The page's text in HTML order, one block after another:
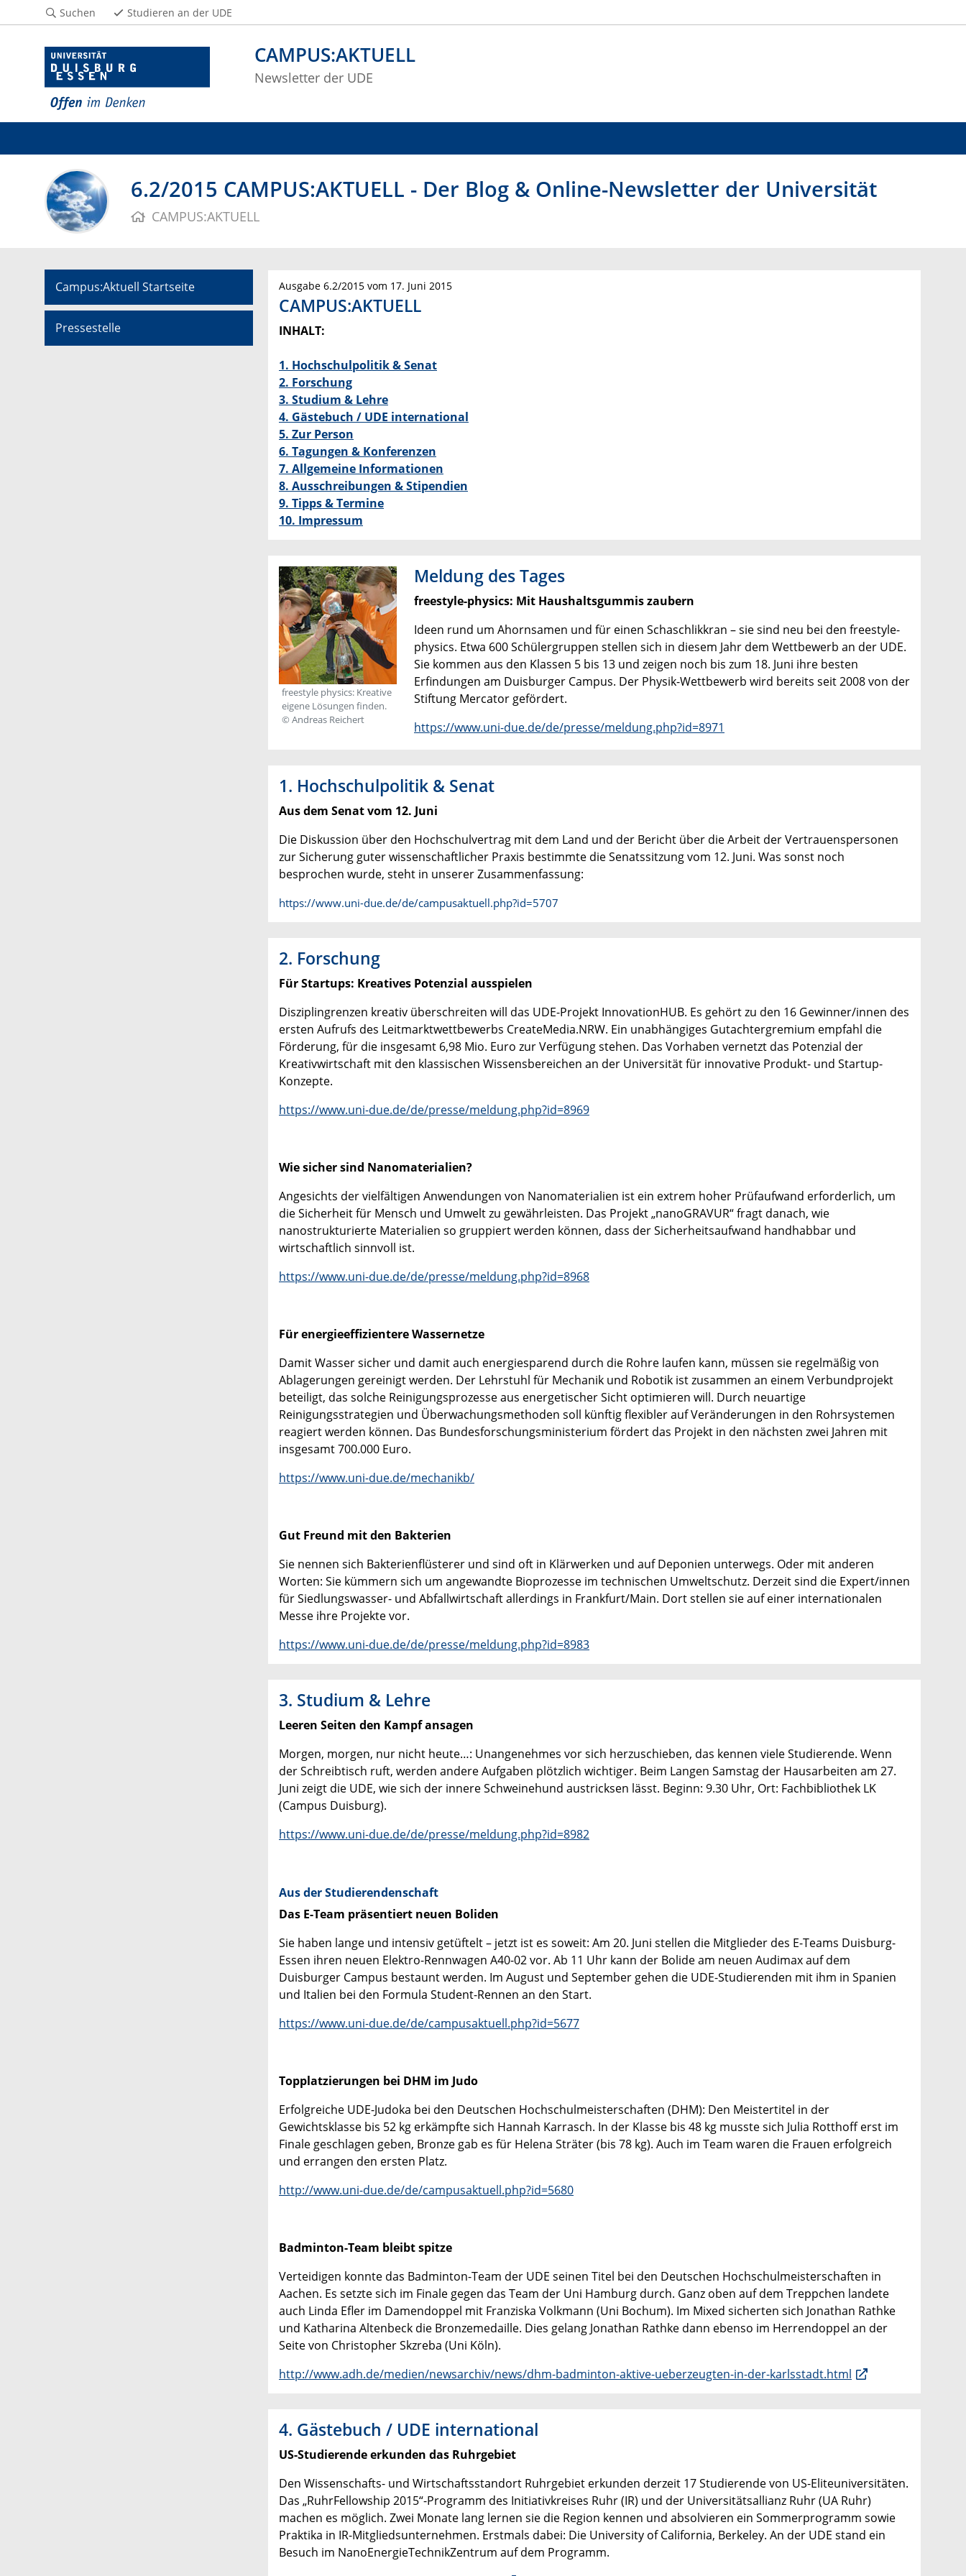
CAMPUS:AKTUELL
Newsletter der UDE
Suchen Studieren an der UDE
6.2/2015 CAMPUS:AKTUELL - Der Blog & Online-Newsletter der Universität
CAMPUS:AKTUELL
Campus:Aktuell Startseite
Pressestelle
Ausgabe 6.2/2015 vom 17. Juni 2015
CAMPUS:AKTUELL
INHALT:
1. Hochschulpolitik & Senat
2. Forschung
3. Studium & Lehre
4. Gästebuch / UDE international
5. Zur Person
6. Tagungen & Konferenzen
7. Allgemeine Informationen
8. Ausschreibungen & Stipendien
9. Tipps & Termine
10. Impressum
freestyle physics: Kreative
eigene Lösungen finden.
© Andreas Reichert
Meldung des Tages
freestyle-physics: Mit Haushaltsgummis zaubern
Ideen rund um Ahornsamen und für einen Schaschlikkran – sie sind neu bei den freestyle-
physics. Etwa 600 Schülergruppen stellen sich in diesem Jahr dem Wettbewerb an der UDE.
Sie kommen aus den Klassen 5 bis 13 und zeigen noch bis zum 18. Juni ihre besten
Erfindungen am Duisburger Campus. Der Physik-Wettbewerb wird bereits seit 2008 von der
Stiftung Mercator gefördert.
https://www.uni-due.de/de/presse/meldung.php?id=8971
1. Hochschulpolitik & Senat
Aus dem Senat vom 12. Juni
Die Diskussion über den Hochschulvertrag mit dem Land und der Bericht über die Arbeit der Vertrauenspersonen
zur Sicherung guter wissenschaftlicher Praxis bestimmte die Senatssitzung vom 12. Juni. Was sonst noch
besprochen wurde, steht in unserer Zusammenfassung:
https://www.uni-due.de/de/campusaktuell.php?id=5707
2. Forschung
Für Startups: Kreatives Potenzial ausspielen
Disziplingrenzen kreativ überschreiten will das UDE-Projekt InnovationHUB. Es gehört zu den 16 Gewinner/innen des
ersten Aufrufs des Leitmarktwettbewerbs CreateMedia.NRW. Ein unabhängiges Gutachtergremium empfahl die
Förderung, für die insgesamt 6,98 Mio. Euro zur Verfügung stehen. Das Vorhaben vernetzt das Potenzial der
Kreativwirtschaft mit den klassischen Wissensbereichen an der Universität für innovative Produkt- und Startup-
Konzepte.
https://www.uni-due.de/de/presse/meldung.php?id=8969
Wie sicher sind Nanomaterialien?
Angesichts der vielfältigen Anwendungen von Nanomaterialien ist ein extrem hoher Prüfaufwand erforderlich, um
die Sicherheit für Mensch und Umwelt zu gewährleisten. Das Projekt „nanoGRAVUR“ fragt danach, wie
nanostrukturierte Materialien so gruppiert werden können, dass der Sicherheitsaufwand handhabbar und
wirtschaftlich sinnvoll ist.
https://www.uni-due.de/de/presse/meldung.php?id=8968
Für energieeffizientere Wassernetze
Damit Wasser sicher und damit auch energiesparend durch die Rohre laufen kann, müssen sie regelmäßig von
Ablagerungen gereinigt werden. Der Lehrstuhl für Mechanik und Robotik ist zusammen an einem Verbundprojekt
beteiligt, das solche Reinigungsprozesse aus energetischer Sicht optimieren will. Durch neuartige
Reinigungsstrategien und Überwachungsmethoden soll künftig flexibler auf Veränderungen in den Rohrsystemen
reagiert werden können. Das Bundesforschungsministerium fördert das Projekt in den nächsten zwei Jahren mit
insgesamt 700.000 Euro.
https://www.uni-due.de/mechanikb/
Gut Freund mit den Bakterien
Sie nennen sich Bakterienflüsterer und sind oft in Klärwerken und auf Deponien unterwegs. Oder mit anderen
Worten: Sie kümmern sich um angewandte Bioprozesse im technischen Umweltschutz. Derzeit sind die Expert/innen
für Siedlungswasser- und Abfallwirtschaft allerdings in Frankfurt/Main. Dort stellen sie auf einer internationalen
Messe ihre Projekte vor.
https://www.uni-due.de/de/presse/meldung.php?id=8983
3. Studium & Lehre
Leeren Seiten den Kampf ansagen
Morgen, morgen, nur nicht heute…: Unangenehmes vor sich herzuschieben, das kennen viele Studierende. Wenn
der Schreibtisch ruft, werden andere Aufgaben plötzlich wichtiger. Beim Langen Samstag der Hausarbeiten am 27.
Juni zeigt die UDE, wie sich der innere Schweinehund austricksen lässt. Beginn: 9.30 Uhr, Ort: Fachbibliothek LK
(Campus Duisburg).
https://www.uni-due.de/de/presse/meldung.php?id=8982
Aus der Studierendenschaft
Das E-Team präsentiert neuen Boliden
Sie haben lange und intensiv getüftelt – jetzt ist es soweit: Am 20. Juni stellen die Mitglieder des E-Teams Duisburg-
Essen ihren neuen Elektro-Rennwagen A40-02 vor. Ab 11 Uhr kann der Bolide am neuen Audimax auf dem
Duisburger Campus bestaunt werden. Im August und September gehen die UDE-Studierenden mit ihm in Spanien
und Italien bei den Formula Student-Rennen an den Start.
https://www.uni-due.de/de/campusaktuell.php?id=5677
Topplatzierungen bei DHM im Judo
Erfolgreiche UDE-Judoka bei den Deutschen Hochschulmeisterschaften (DHM): Den Meistertitel in der
Gewichtsklasse bis 52 kg erkämpfte sich Hannah Karrasch. In der Klasse bis 48 kg musste sich Julia Rotthoff erst im
Finale geschlagen geben, Bronze gab es für Helena Sträter (bis 78 kg). Auch im Team waren die Frauen erfolgreich
und errangen den ersten Platz.
http://www.uni-due.de/de/campusaktuell.php?id=5680
Badminton-Team bleibt spitze
Verteidigen konnte das Badminton-Team der UDE seinen Titel bei den Deutschen Hochschulmeisterschaften in
Aachen. Es setzte sich im Finale gegen das Team der Uni Hamburg durch. Ganz oben auf dem Treppchen landete
auch Linda Efler im Damendoppel mit Franziska Volkmann (Uni Bochum). Im Mixed sicherten sich Jonathan Rathke
und Katharina Altenbeck die Bronzemedaille. Dies gelang Jonathan Rathke dann ebenso im Herrendoppel an der
Seite von Christopher Skzreba (Uni Köln).
http://www.adh.de/medien/newsarchiv/news/dhm-badminton-aktive-ueberzeugten-in-der-karlsstadt.html
4. Gästebuch / UDE international
US-Studierende erkunden das Ruhrgebiet
Den Wissenschafts- und Wirtschaftsstandort Ruhrgebiet erkunden derzeit 17 Studierende von US-Eliteuniversitäten.
Das „RuhrFellowship 2015“-Programm des Initiativkreises Ruhr (IR) und der Universitätsallianz Ruhr (UA Ruhr)
machen es möglich. Zwei Monate lang lernen sie die Region kennen und absolvieren ein Sommerprogramm sowie
Praktika in IR-Mitgliedsunternehmen. Erstmals dabei: Die University of California, Berkeley. An der UDE stand ein
Besuch im NanoEnergieTechnikZentrum auf dem Programm.